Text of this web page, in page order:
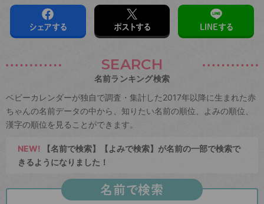
シェアする ポストする LINEする
SEARCH
名前ランキング検索
ベビーカレンダーが独自で調査・集計した2017年以降に生まれた赤
ちゃんの名前データの中から、知りたい名前の順位、よみの順位、
漢字の順位を見ることができます。
NEW! 【名前で検索】【よみで検索】が名前の一部で検索で
きるようになりました！
名前で検索